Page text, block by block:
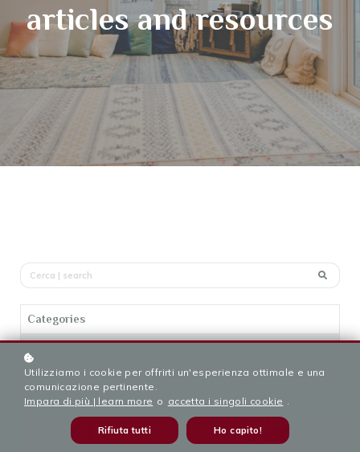
articles and resources
Categories
INTERNATIONAL (5)
courses (1)
Utilizziamo i cookie per offrirti un'esperienza ottimale e una
comunicazione pertinente.
Impara di più | learn more o accetta i singoli cookie .
Rifiuta tutti Ho capito!